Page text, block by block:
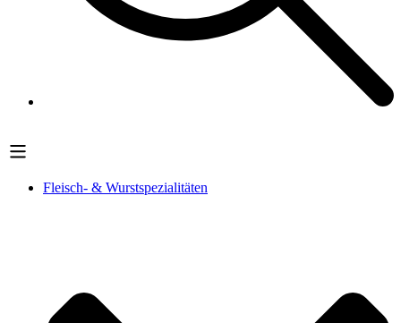
Fleisch- & Wurstspezialitäten